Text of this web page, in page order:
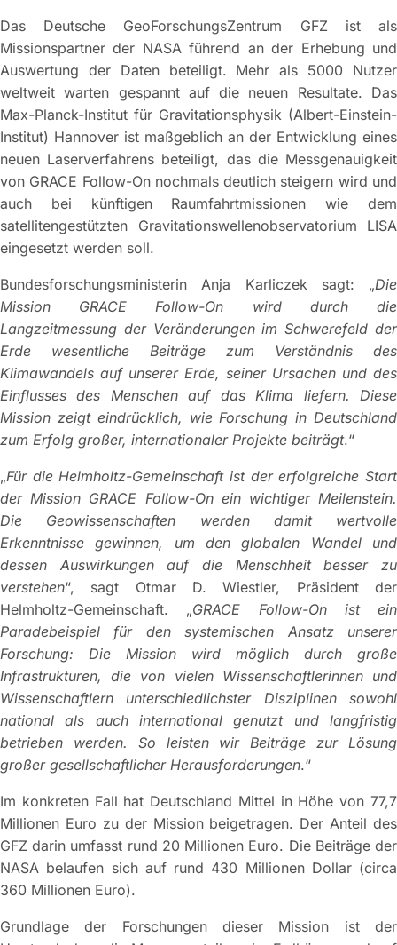
Das Deutsche GeoForschungsZentrum GFZ ist als
Missionspartner der NASA führend an der Erhebung und
Auswertung der Daten beteiligt. Mehr als 5000 Nutzer
weltweit warten gespannt auf die neuen Resultate. Das
Max-Planck-Institut für Gravitationsphysik (Albert-Einstein-
Institut) Hannover ist maßgeblich an der Entwicklung eines
neuen Laserverfahrens beteiligt, das die Messgenauigkeit
von GRACE Follow-On nochmals deutlich steigern wird und
auch bei künftigen Raumfahrtmissionen wie dem
satellitengestützten Gravitationswellenobservatorium LISA
eingesetzt werden soll.
Bundesforschungsministerin Anja Karliczek sagt: „Die
Mission GRACE Follow-On wird durch die
Langzeitmessung der Veränderungen im Schwerefeld der
Erde wesentliche Beiträge zum Verständnis des
Klimawandels auf unserer Erde, seiner Ursachen und des
Einflusses des Menschen auf das Klima liefern. Diese
Mission zeigt eindrücklich, wie Forschung in Deutschland
zum Erfolg großer, internationaler Projekte beiträgt.“
„Für die Helmholtz-Gemeinschaft ist der erfolgreiche Start
der Mission GRACE Follow-On ein wichtiger Meilenstein.
Die Geowissenschaften werden damit wertvolle
Erkenntnisse gewinnen, um den globalen Wandel und
dessen Auswirkungen auf die Menschheit besser zu
verstehen“, sagt Otmar D. Wiestler, Präsident der
Helmholtz-Gemeinschaft. „GRACE Follow-On ist ein
Paradebeispiel für den systemischen Ansatz unserer
Forschung: Die Mission wird möglich durch große
Infrastrukturen, die von vielen Wissenschaftlerinnen und
Wissenschaftlern unterschiedlichster Disziplinen sowohl
national als auch international genutzt und langfristig
betrieben werden. So leisten wir Beiträge zur Lösung
großer gesellschaftlicher Herausforderungen.“
Im konkreten Fall hat Deutschland Mittel in Höhe von 77,7
Millionen Euro zu der Mission beigetragen. Der Anteil des
GFZ darin umfasst rund 20 Millionen Euro. Die Beiträge der
NASA belaufen sich auf rund 430 Millionen Dollar (circa
360 Millionen Euro).
Grundlage der Forschungen dieser Mission ist der